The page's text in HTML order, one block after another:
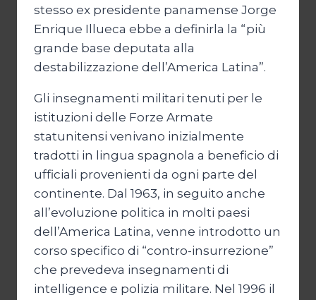
stesso ex presidente panamense Jorge
Enrique Illueca ebbe a definirla la “più
grande base deputata alla
destabilizzazione dell’America Latina”.
Gli insegnamenti militari tenuti per le
istituzioni delle Forze Armate
statunitensi venivano inizialmente
tradotti in lingua spagnola a beneficio di
ufficiali provenienti da ogni parte del
continente. Dal 1963, in seguito anche
all’evoluzione politica in molti paesi
dell’America Latina, venne introdotto un
corso specifico di “contro-insurrezione”
che prevedeva insegnamenti di
intelligence e polizia militare. Nel 1996 il